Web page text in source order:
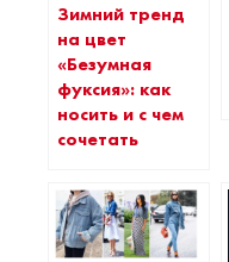
Зимний тренд
на цвет
«Безумная
фуксия»: как
носить и с чем
сочетать